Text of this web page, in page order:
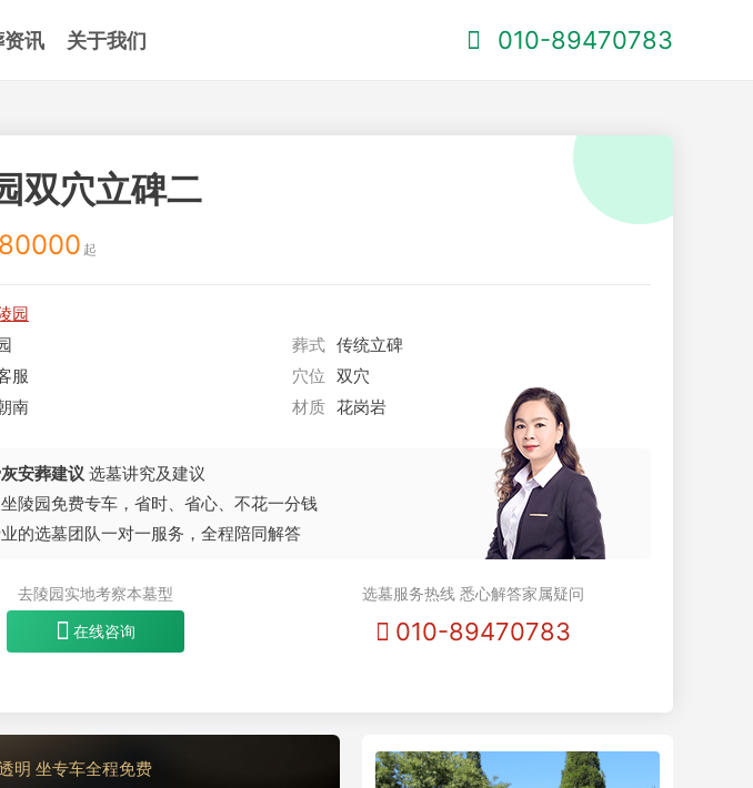
讯 关于我们 010-89470783
双穴立碑二
80000
园
葬式 传统立碑
服 穴位 双穴
南 材质 花岗岩
安葬建议 选墓讲究及建议
陵园免费专车，省时、省心、不花一分钱
的选墓团队一对一服务，全程陪同解答
去陵园实地考察本墓型
在线咨询
选墓服务热线 悉心解答家属疑问
010-89470783
明 坐专车全程免费